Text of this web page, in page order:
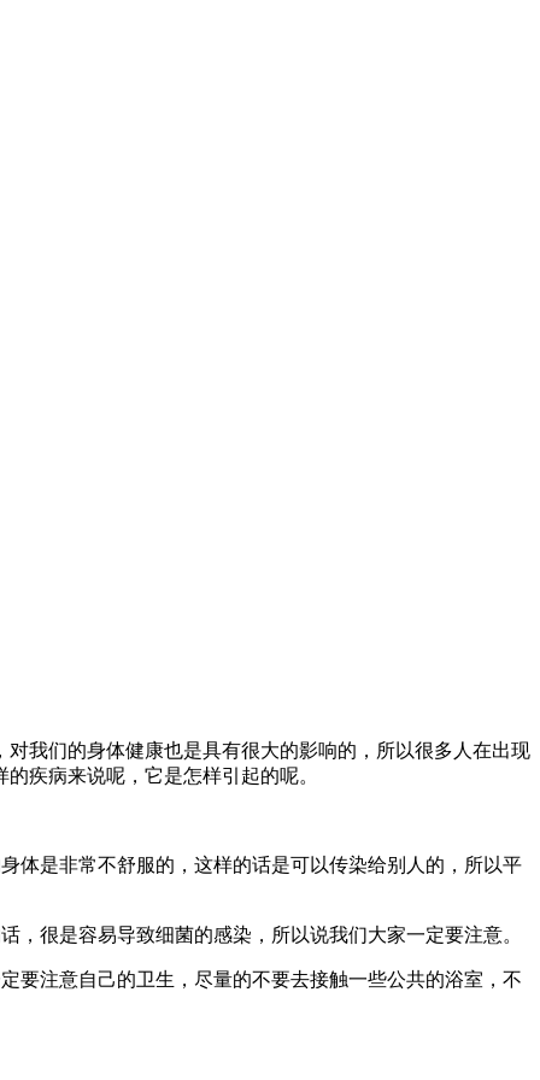
我们的身体健康也是具有很大的影响的，所以很多人在出现
疾病来说呢，它是怎样引起的呢。
体是非常不舒服的，这样的话是可以传染给别人的，所以平
很是容易导致细菌的感染，所以说我们大家一定要注意。
要注意自己的卫生，尽量的不要去接触一些公共的浴室，不